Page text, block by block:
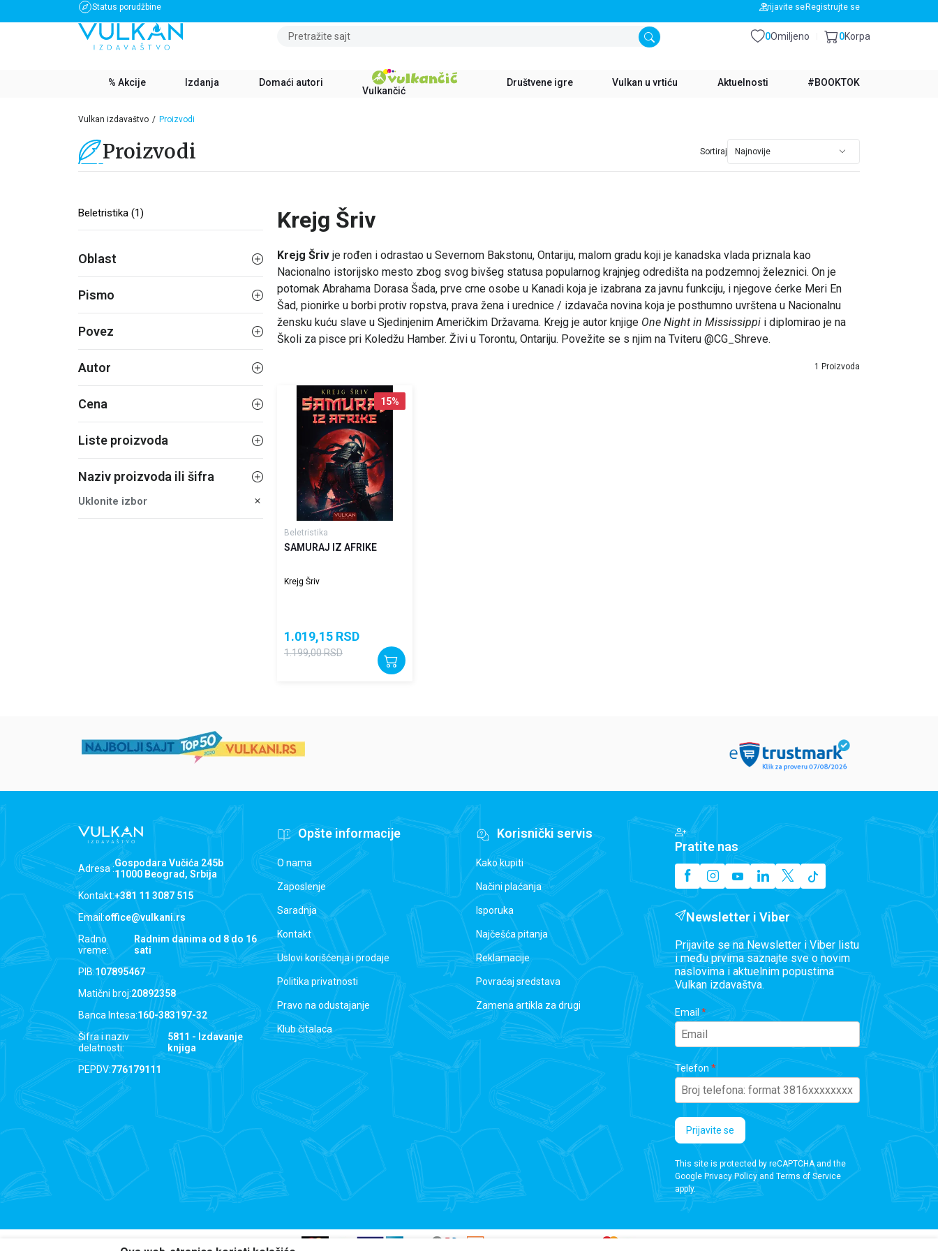
Status porudžbine
BESPLATNA DOSTAVA ZA IZNOS PREKO 3500 RSD BESPLATNA DOSTAVA ZA IZNOS PREKO 3500 RSD
Prijavite se Registrujte se
Pretražite sajt Omiljeno
0 Korpa
0
% Akcije Izdanja Domaći autori
Vulkančić
Društvene igre Vulkan u vrtiću Aktuelnosti #BOOKTOK
Vulkan izdavaštvo Proizvodi
Proizvodi Sortiraj
Beletristika (1)
Oblast
Pismo
Povez
Autor
Cena
Liste proizvoda
Naziv proizvoda ili šifra
Uklonite izbor
Krejg Šriv
Krejg Šriv je rođen i odrastao u Severnom Bakstonu, Ontariju, malom gradu koji je kanadska vlada priznala kao
Nacionalno istorijsko mesto zbog svog bivšeg statusa popularnog krajnjeg odredišta na podzemnoj železnici. On je
potomak Abrahama Dorasa Šada, prve crne osobe u Kanadi koja je izabrana za javnu funkciju, i njegove ćerke Meri En
Šad, pionirke u borbi protiv ropstva, prava žena i urednice / izdavača novina koja je posthumno uvrštena u Nacionalnu
žensku kuću slave u Sjedinjenim Američkim Državama. Krejg je autor knjige One Night in Mississippi i diplomirao je na
Školi za pisce pri Koledžu Hamber. Živi u Torontu, Ontariju. Povežite se s njim na Tviteru @CG_Shreve.
1 Proizvoda
15%
Beletristika
SAMURAJ IZ AFRIKE
Krejg Šriv
1.019,15 RSD
1.199,00RSD
Adresa :Gospodara Vučića 245b
11000 Beograd, Srbija
Kontakt:+381 11 3087 515
Email:office@vulkani.rs
Radno
vreme:
Radnim danima od 8 do 16
sati
PIB:107895467
Matični broj:20892358
Banca Intesa:160-383197-32
Šifra i naziv
delatnosti:
5811 - Izdavanje
knjiga
PEPDV:776179111
Opšte informacije
O nama
Zaposlenje
Saradnja
Kontakt
Uslovi korišćenja i prodaje
Politika privatnosti
Pravo na odustajanje
Klub čitalaca
Korisnički servis
Kako kupiti
Načini plaćanja
Isporuka
Najčešća pitanja
Reklamacije
Povraćaj sredstava
Zamena artikla za drugi
Pratite nas
Newsletter i Viber
Prijavite se na Newsletter i Viber listu
i među prvima saznajte sve o novim
naslovima i aktuelnim popustima
Vulkan izdavaštva.
Email
Telefon
Prijavite se
This site is protected by reCAPTCHA and the
Google Privacy Policyand Terms of Service
apply.